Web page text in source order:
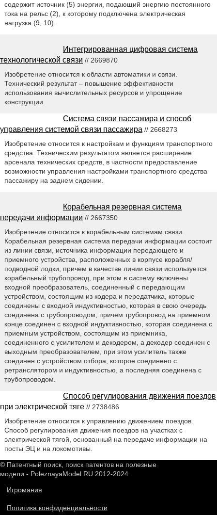
содержит источник (5) энергии, подающий энергию постоянного
тока на рельс (2), к которому подключена электрическая
нагрузка (9, 10).
Интегрированная цифровая система
технологической связи // 2669870
Изобретение относится к области автоматики и связи.
Технический результат – повышение эффективности
использования вычислительных ресурсов и упрощение
конструкции.
Система связи пассажира и способ
управления системой связи пассажира // 2668273
Изобретение относится к настройкам и функциям транспортного
средства. Техническим результатом является расширение
арсенала технических средств, в частности предоставление
возможности управления настройками транспортного средства
пассажиру на заднем сидении.
Корабельная резервная система
передачи информации // 2667350
Изобретение относится к корабельным системам связи.
Корабельная резервная система передачи информации состоит
из линии связи, источника информации передающего и
приемного устройства, расположенных в корпусе корабля/
подводной лодки, причем в качестве линии связи используется
корабельный трубопровод, при этом в систему включены
входной преобразователь, соединенный с передающим
устройством, состоящим из кодера и передатчика, которые
соединены с входной индуктивностью, которая в свою очередь
соединена с трубопроводом, причем трубопровод на приемном
конце соединен с входной индуктивностью, которая соединена с
приемным устройством, состоящим из приемника,
соединенного с усилителем и декодером, а декодер соединен с
выходным преобразователем, при этом усилитель также
соединен с устройством отбора, которое соединено с
ретранслятором и индуктивностью, а последняя соединена с
трубопроводом.
Способ регулирования движения поездов
при электрической тяге // 2738486
Изобретение относится к управлению движением поездов.
Способ регулирования движения поездов на участках с
электрической тягой, основанный на передаче информации на
посты ЭЦ и на локомотивы.
© Патентный поиск, поиск патентов на полезные
модели - PoleznayaModel.RU 2012-2024
Игромания
Политика конфиденциальности